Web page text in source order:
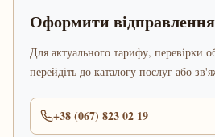
Оформити відправлення
Для актуального тарифу, перевірки
перейдіть до каталогу послуг або
+38 (067) 823 02 19